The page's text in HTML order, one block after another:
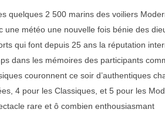
quelques 2 500 marins des voiliers
une météo une nouvelle fois bénie des
qui font depuis 25 ans la réputation
dans les mémoires des participants
couronnent ce soir d’authentiques
4 pour les Classiques, et 5 pour les
rare et ô combien enthousiasmant